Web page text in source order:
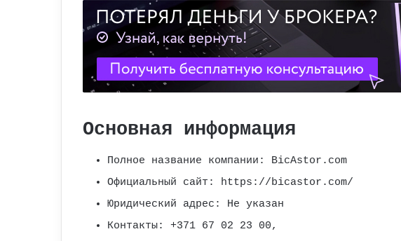
Основная информация
Полное название компании: BicAstor.com
Официальный сайт: https://bicastor.com/
Юридический адрес: Не указан
Контакты: +371 67 02 23 00,